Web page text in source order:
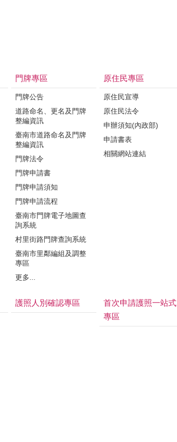
門牌專區
門牌公告
道路命名、更名及門牌
整編資訊
臺南市道路命名及門牌
整編資訊
門牌法令
門牌申請書
門牌申請須知
門牌申請流程
臺南市門牌電子地圖查
詢系統
村里街路門牌查詢系統
臺南市里鄰編組及調整
專區
更多...
原住民專區
原住民宣導
原住民法令
申辦須知(內政部)
申請書表
相關網站連結
護照人別確認專區
首次申請護照一站式
專區